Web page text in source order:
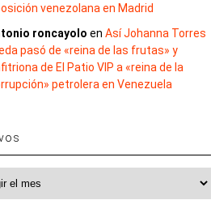
venezolana en Madrid
roncayolo enAsí Johanna Torres
pasó de «reina de las frutas» y
de El Patio VIP a «reina de la
petrolera en Venezuela